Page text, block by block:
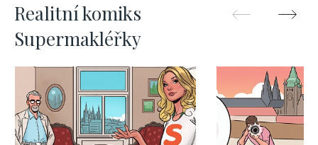
Realitní komiks
Supermakléřky